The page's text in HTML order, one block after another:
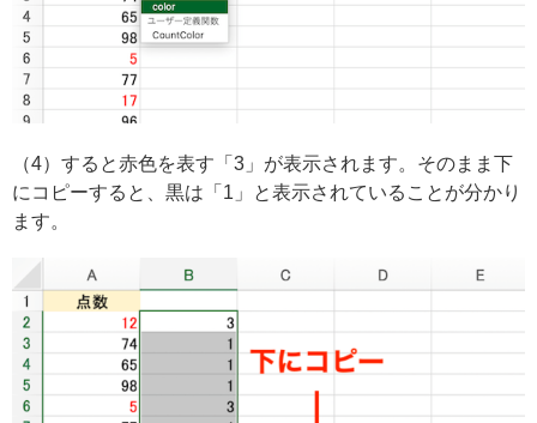
（4）すると赤色を表す「3」が表示されます。そのまま下
にコピーすると、黒は「1」と表示されていることが分かり
ます。